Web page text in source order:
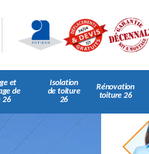
et
de
26
Isolation
de toiture
26
Rénovation
toiture 26